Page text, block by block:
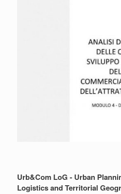
Urb&Com LoG - Urban
Logistics and Territorial